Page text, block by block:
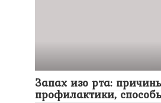
Запах изо рта:
профилактики,